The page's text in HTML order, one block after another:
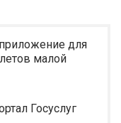
для
малой
Госуслуг